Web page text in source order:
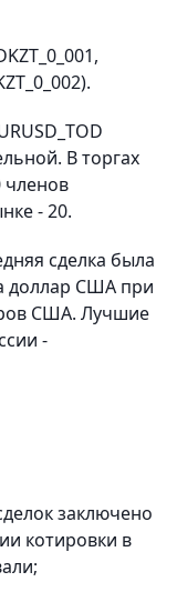
В торгах
членов
- 20.
сделка была
доллар США при
США. Лучшие
-
заключено
котировки в